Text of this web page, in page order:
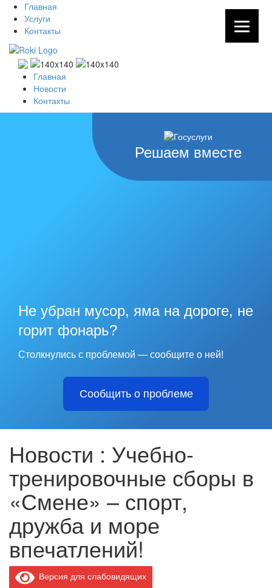
Главная
Услуги
Контакты
Главная
Новости
Контакты
Решаем вместе
Не убран мусор, яма на дороге, не
горит фонарь?
Столкнулись с проблемой — сообщите о ней!
Сообщить о проблеме
Новости : Учебно-
тренировочные сборы в
«Смене» – спорт,
дружба и море
впечатлений!
Версия для слабовидящих